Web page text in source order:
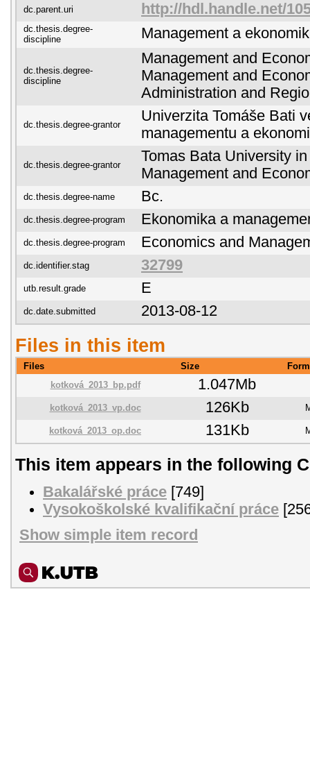
dc.parent.uri http://hdl.handle.net/
dc.thesis.degree-
discipline
Management a
dc.thesis.degree-
discipline
Management and
Management and
Administration and
dc.thesis.degree-grantor
Univerzita Tomáše Bati
managementu a
dc.thesis.degree-grantor
Tomas Bata University
Management and
dc.thesis.degree-name Bc.
dc.thesis.degree-program Ekonomika a
dc.thesis.degree-program Economics and
dc.identifier.stag 32799
utb.result.grade E
dc.date.submitted 2013-08-12
Files in this item
Files Size
kotková_2013_bp.pdf
1.047Mb
kotková_2013_vp.doc 126Kb
kotková_2013_op.doc 131Kb
This item appears in the following
Bakalářské práce [749]
Vysokoškolské kvalifikační práce
Show simple item record